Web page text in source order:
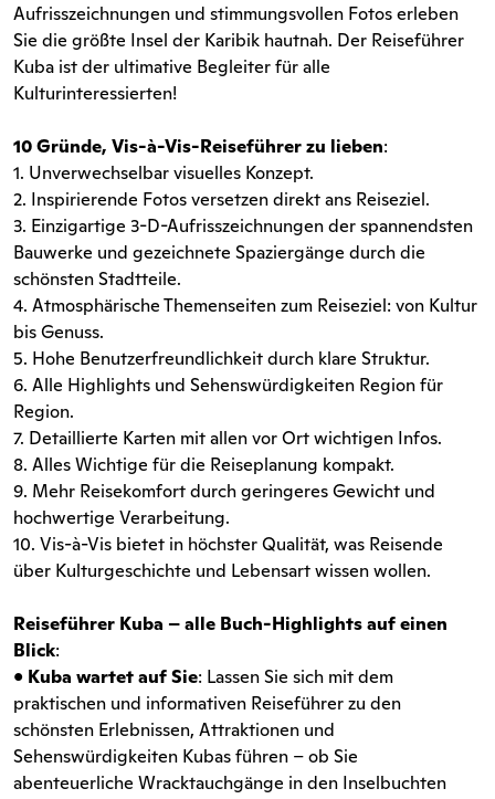
Aufrisszeichnungen und stimmungsvollen Fotos erleben
Sie die größte Insel der Karibik hautnah. Der Reiseführer
Kuba ist der ultimative Begleiter für alle
Kulturinteressierten!
10 Gründe, Vis-à-Vis-Reiseführer zu lieben:
1. Unverwechselbar visuelles Konzept.
2. Inspirierende Fotos versetzen direkt ans Reiseziel.
3. Einzigartige 3-D-Aufrisszeichnungen der spannendsten
Bauwerke und gezeichnete Spaziergänge durch die
schönsten Stadtteile.
4. Atmosphärische Themenseiten zum Reiseziel: von Kultur
bis Genuss.
5. Hohe Benutzerfreundlichkeit durch klare Struktur.
6. Alle Highlights und Sehenswürdigkeiten Region für
Region.
7. Detaillierte Karten mit allen vor Ort wichtigen Infos.
8. Alles Wichtige für die Reiseplanung kompakt.
9. Mehr Reisekomfort durch geringeres Gewicht und
hochwertige Verarbeitung.
10. Vis-à-Vis bietet in höchster Qualität, was Reisende
über Kulturgeschichte und Lebensart wissen wollen.
Reiseführer Kuba – alle Buch-Highlights auf einen
Blick:
• Kuba wartet auf Sie: Lassen Sie sich mit dem
praktischen und informativen Reiseführer zu den
schönsten Erlebnissen, Attraktionen und
Sehenswürdigkeiten Kubas führen – ob Sie
abenteuerliche Wracktauchgänge in den Inselbuchten